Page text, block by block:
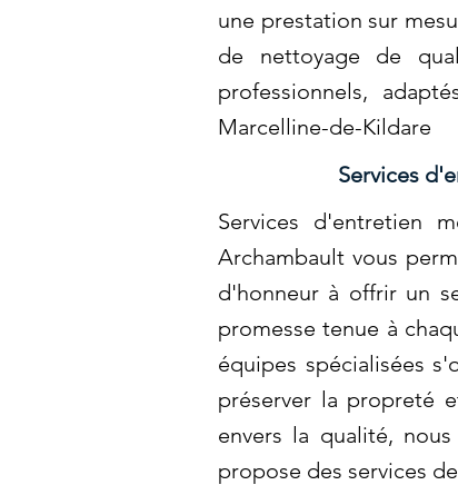
une prestation sur
de nettoyage de
professionnels,
Marcelline-de-Kildare
Services
Services d'entretien
Archambault vous
d'honneur à offrir un
promesse tenue à
équipes spécialisées
préserver la propreté
envers la qualité,
propose des services